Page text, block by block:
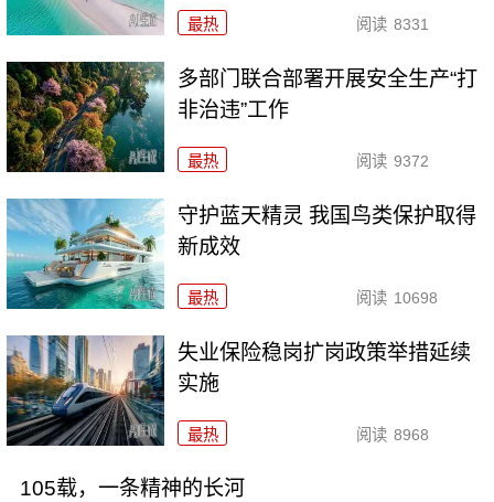
最热 阅读 8331
多部门联合部署开展安全生产“打
非治违”工作
最热 阅读 9372
守护蓝天精灵 我国鸟类保护取得
新成效
最热 阅读 10698
失业保险稳岗扩岗政策举措延续
实施
最热 阅读 8968
105载，一条精神的长河